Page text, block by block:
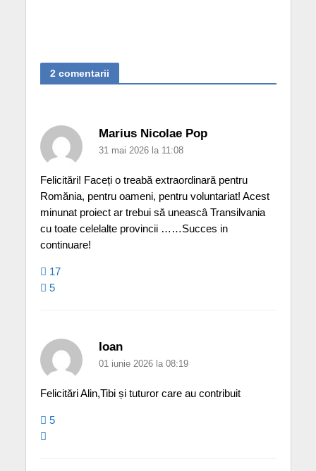
2 comentarii
Marius Nicolae Pop
31 mai 2026 la 11:08
Felicitări! Faceți o treabă extraordinară pentru
Romănia, pentru oameni, pentru voluntariat! Acest
minunat proiect ar trebui să uneascâ Transilvania
cu toate celelalte provincii ……Succes in
continuare!
17
5
Ioan
01 iunie 2026 la 08:19
Felicitări Alin,Tibi și tuturor care au contribuit
5